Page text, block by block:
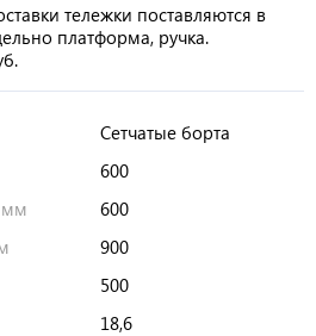
тележки поставляются в
платформа, ручка.
Сетчатые борта
600
мм
600
900
500
18,6